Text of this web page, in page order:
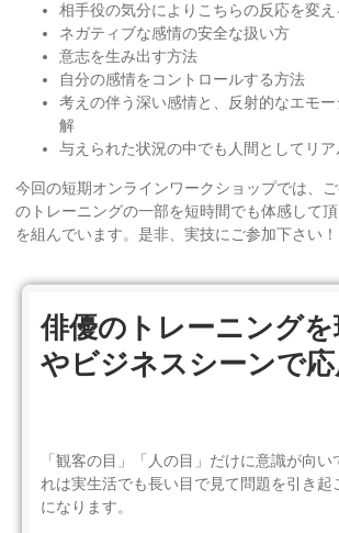
相手役の気分によりこちらの反応を変
ネガティブな感情の安全な扱い方
意志を生み出す方法
自分の感情をコントロールする方法
考えの伴う深い感情と、反射的なエモ
解
与えられた状況の中でも人間としてリ
今回の短期オンラインワークショップでは、
のトレーニングの一部を短時間でも体感して
を組んでいます。是非、実技にご参加下さい！
俳優のトレーニング
やビジネスシーンで
「観客の目」「人の目」だけに意識が向
れは実生活でも長い目で見て問題を引き起
になります。